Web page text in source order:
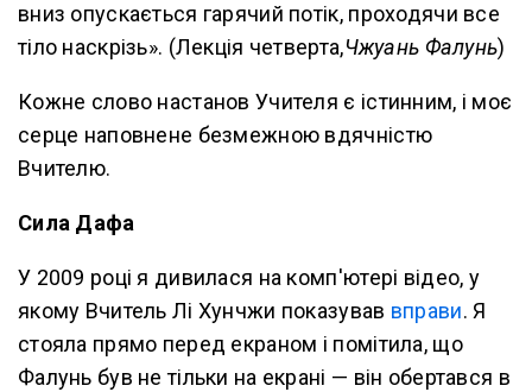
вниз опускається гарячий потік, проходячи все
тіло наскрізь». (Лекція четверта,Чжуань Фалунь)
Кожне слово настанов Учителя є істинним, і моє
серце наповнене безмежною вдячністю
Вчителю.
Сила Дафа
У 2009 році я дивилася на комп'ютері відео, у
якому Вчитель Лі Хунчжи показував вправи. Я
стояла прямо перед екраном і помітила, що
Фалунь був не тільки на екрані — він обертався в